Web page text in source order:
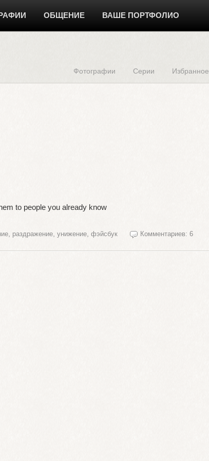
ОБЩЕНИЕ ВАШЕ ПОРТФОЛИО
Фотографии Серии Избранное
to people you already know
раздражение унижение фэйсбук Комментариев: 6